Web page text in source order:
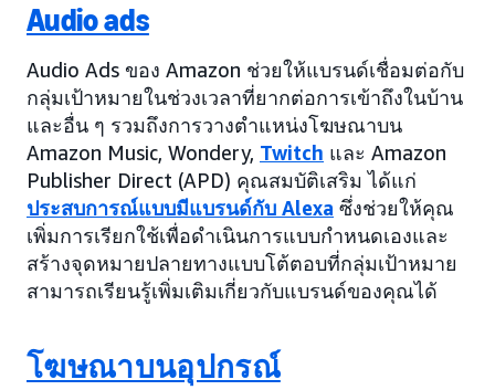
Audio ads
Audio Ads ของ Amazon ช่วยให้แบรนด์เชื่อมต่อกับ
กลุ่มเป้าหมายในช่วงเวลาที่ยากต่อการเข้าถึงในบ้าน
และอื่น ๆ รวมถึงการวางตำแหน่งโฆษณาบน
Amazon Music, Wondery, Twitch และ Amazon
Publisher Direct (APD) คุณสมบัติเสริม ได้แก่
ประสบการณ์แบบมีแบรนด์กับ Alexa ซึ่งช่วยให้คุณ
เพิ่มการเรียกใช้เพื่อดำเนินการแบบกำหนดเองและ
สร้างจุดหมายปลายทางแบบโต้ตอบที่กลุ่มเป้าหมาย
สามารถเรียนรู้เพิ่มเติมเกี่ยวกับแบรนด์ของคุณได้
โฆษณาบนอุปกรณ์